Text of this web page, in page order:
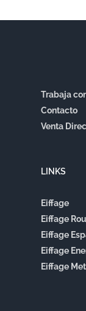
Trabaja
Contacto
Venta
LINKS
Eiffage
Eiffage
Eiffage
Eiffage
Eiffage